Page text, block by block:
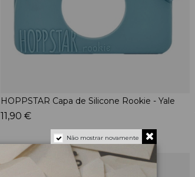
HOPPSTAR Capa de Silicone Rookie - Yale
11,90 €
Não mostrar novamente